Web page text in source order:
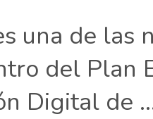
una de las
del Plan
Digital de